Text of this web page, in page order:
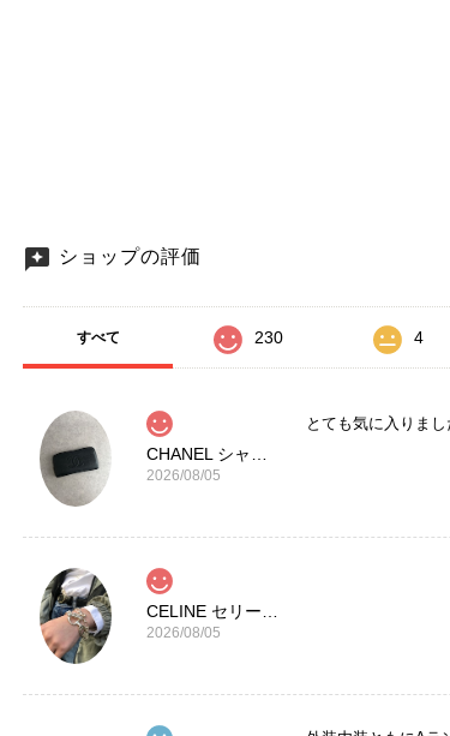
ショップの評価
すべて 230 4
CHANEL シャネル 財布 ブラック ココマーク レザー キャビアスキン 長財布 vintage ヴィンテージ オールド cvjxwf
2026/08/05
とても気に入りま
CELINE セリーヌ ブレスレット シルバー トリオンフ ホースビット SILVER925 vintage ヴィンテージ オールド 7f8hjn
2026/08/05